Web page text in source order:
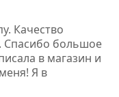
Качество
Спасибо большое
в магазин и
Я в